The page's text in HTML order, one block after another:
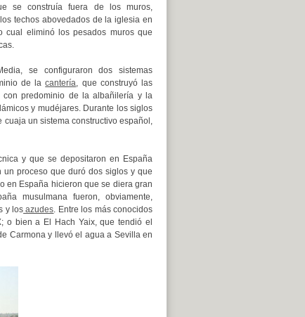
se construía fuera de los muros,
techos abovedados de la iglesia en
cual eliminó los pesados muros que
se configuraron dos sistemas
de lacantería, que construyó las
con predominio de la albañilería y la
y mudéjares. Durante los siglos
cuaja un sistema constructivo español,
y que se depositaron en España
proceso que duró dos siglos y que
en España hicieron que se diera gran
musulmana fueron, obviamente,
y los azudes. Entre los más conocidos
o bien a El Hach Yaix, que tendió el
Carmona y llevó el agua a Sevilla en